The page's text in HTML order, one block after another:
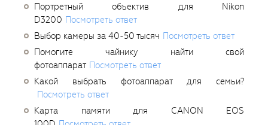
Портретный объектив для Nikon
D3200 Посмотреть ответ
Выбор камеры за 40-50 тысяч Посмотреть ответ
Помогите чайнику найти свой
фотоаппарат Посмотреть ответ
Какой выбрать фотоаппарат для семьи?
Посмотреть ответ
Карта памяти для CANON EOS